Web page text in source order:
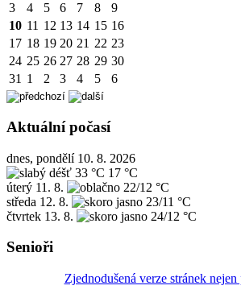
3
4 5 6 7 8
9
10 11 12 13 14 15 16
17 18 19 20 21 22 23
24 25 26 27 28 29 30
31 1 2 3 4 5 6
Aktuální počasí
dnes, pondělí 10. 8. 2026
33 °C 17 °C
úterý 11. 8.
22/12 °C
středa 12. 8.
23/11 °C
čtvrtek 13. 8. 24/12 °C
Senioři
Zjednodušená verze stránek